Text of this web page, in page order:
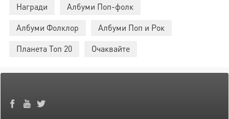
Награди
Албуми Поп-фолк
Албуми Фолклор
Албуми Поп и Рок
Планета Топ 20
Очаквайте